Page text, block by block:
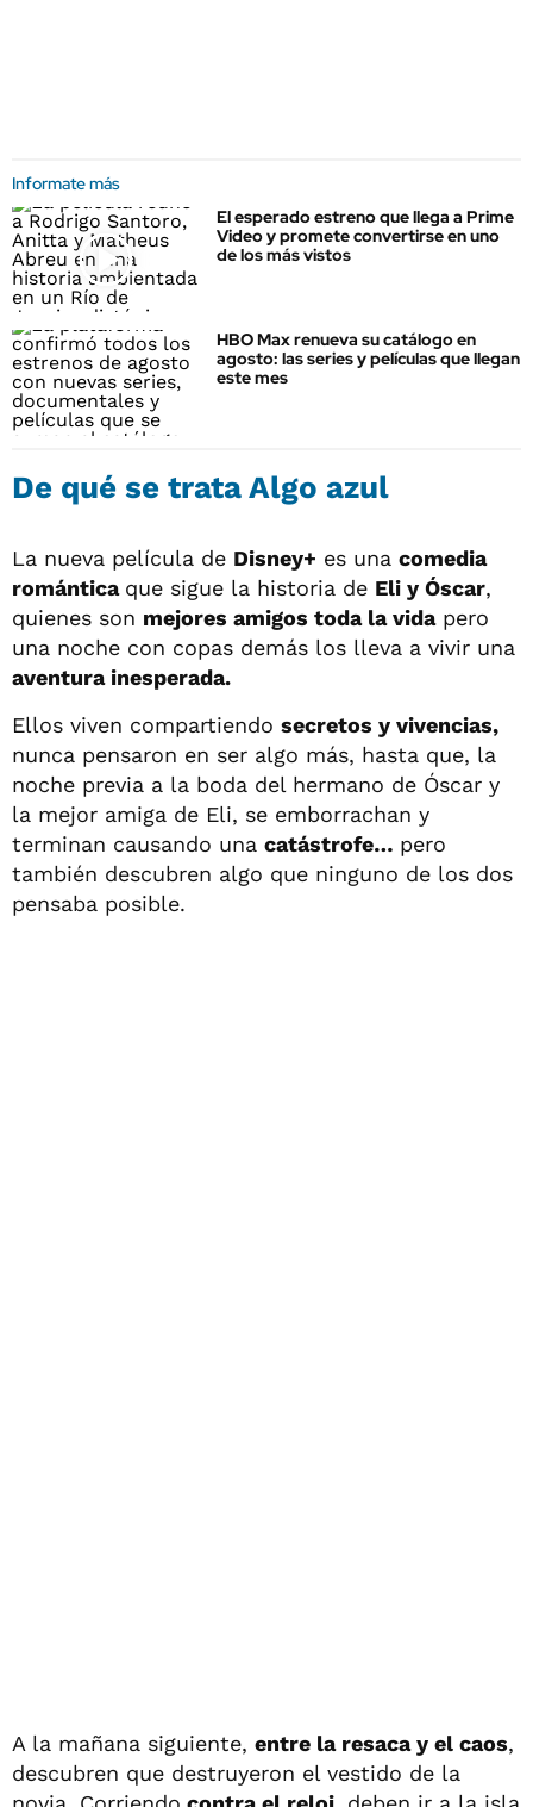
Informate más
El esperado estreno que llega a Prime
Video y promete convertirse en uno
de los más vistos
HBO Max renueva su catálogo en
agosto: las series y películas que llegan
este mes
De qué se trata Algo azul
La nueva película de Disney+ es una comedia
romántica que sigue la historia de Eli y Óscar,
quienes son mejores amigos toda la vidapero
una noche con copas demás los lleva a vivir una
aventura inesperada.
Ellos viven compartiendo secretos y vivencias,
nunca pensaron en ser algo más, hasta que, la
noche previa a la boda del hermano de Óscar y
la mejor amiga de Eli, se emborrachan y
terminan causando una catástrofe… pero
también descubren algo que ninguno de los dos
pensaba posible.
A la mañana siguiente, entre la resaca y el caos,
descubren que destruyeron el vestido de la